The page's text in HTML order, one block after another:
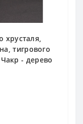
хрусталя,
тигрового
- дерево